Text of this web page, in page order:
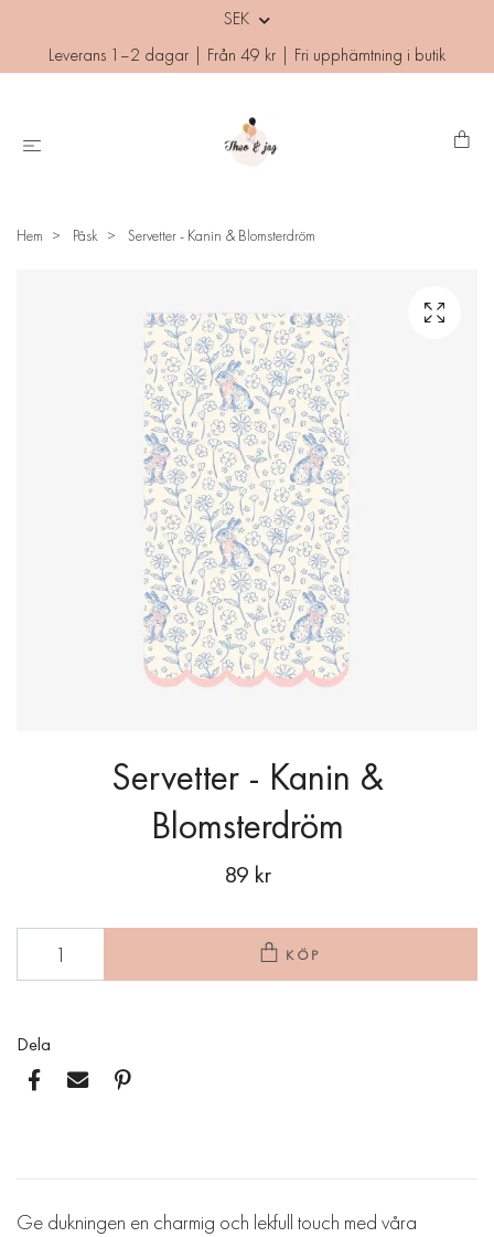
SEK
Leverans 1–2 dagar | Från 49 kr | Fri upphämtning i butik
Hem Påsk Servetter - Kanin & Blomsterdröm
Servetter - Kanin &
Blomsterdröm
89 kr
KÖP
Dela
Ge dukningen en charmig och lekfull touch med våra